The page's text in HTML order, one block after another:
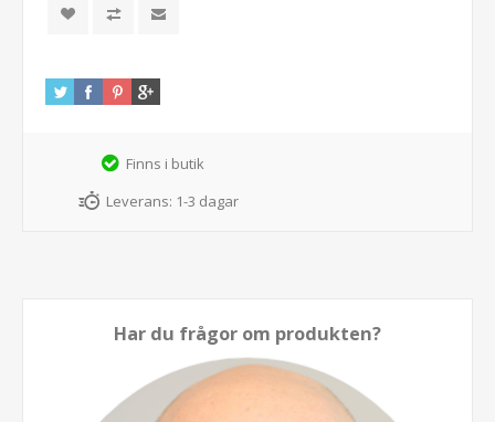
Finns i butik
Leverans: 1-3 dagar
Har du frågor om produkten?